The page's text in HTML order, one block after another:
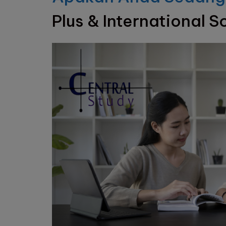
Plus & International